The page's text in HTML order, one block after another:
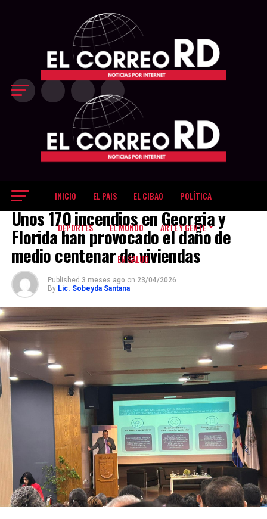
INICIO EL PAIS EL CIBAO POLÍTICA
DEPORTES EL MUNDO ARTE Y GENTE
EN SALUD
EL MUNDO
Unos 170 incendios en Georgia y
Florida han provocado el daño de
medio centenar de viviendas
Published 3 meses ago on 23/04/2026
By Lic. Sobeyda Santana
Exit mobile version